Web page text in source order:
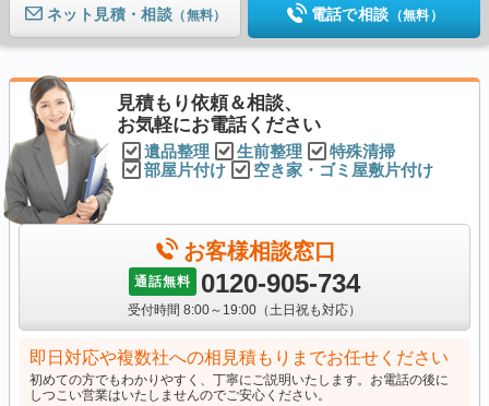
ネット見積 （無料） 電話で相談 （無料）
見積もり依頼＆相談、
お気軽にお電話ください
遺品整理 生前整理
特殊清掃
部屋片付け
空き家・ゴミ屋敷片付け
お客様相談窓口
通話無料 0120-905-734
受付時間 8:00～19:00（土日祝も対応）
即日対応や複数社への相見積もりまでお任せください
初めての方でもわかりやすく、丁寧にご説明いたします。お電話の後に
しつこい営業はいたしませんのでご安心ください。